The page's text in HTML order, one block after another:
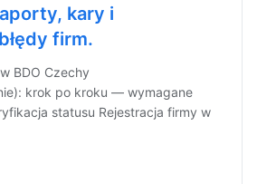
kary i
firm.
BDO Czechy
krok po kroku — wymagane
statusu Rejestracja firmy w